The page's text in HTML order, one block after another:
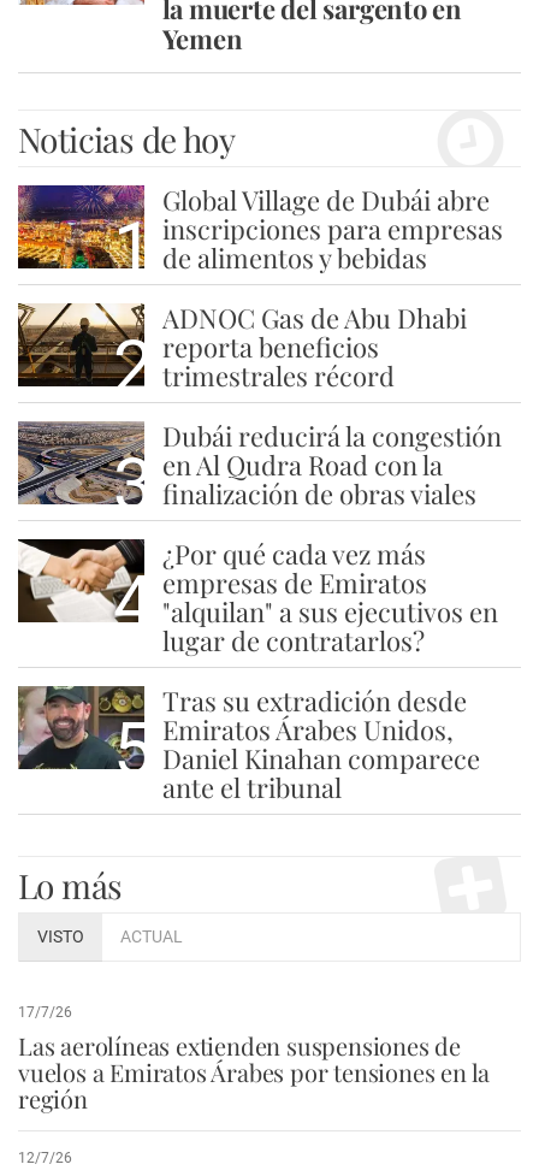
la muerte del sargento en
Yemen
Noticias de hoy
1
Global Village de Dubái abre
inscripciones para empresas
de alimentos y bebidas
2
ADNOC Gas de Abu Dhabi
reporta beneficios
trimestrales récord
3
Dubái reducirá la congestión
en Al Qudra Road con la
finalización de obras viales
4
¿Por qué cada vez más
empresas de Emiratos
"alquilan" a sus ejecutivos en
lugar de contratarlos?
5
Tras su extradición desde
Emiratos Árabes Unidos,
Daniel Kinahan comparece
ante el tribunal
Lo más
VISTO ACTUAL
17/7/26
Las aerolíneas extienden suspensiones de
vuelos a Emiratos Árabes por tensiones en la
región
12/7/26